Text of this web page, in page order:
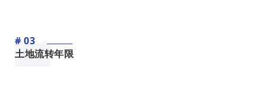
# 03
土地流转年限